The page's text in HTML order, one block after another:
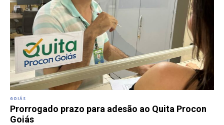
GOIÁS
Prorrogado prazo para adesão ao Quita Procon
Goiás